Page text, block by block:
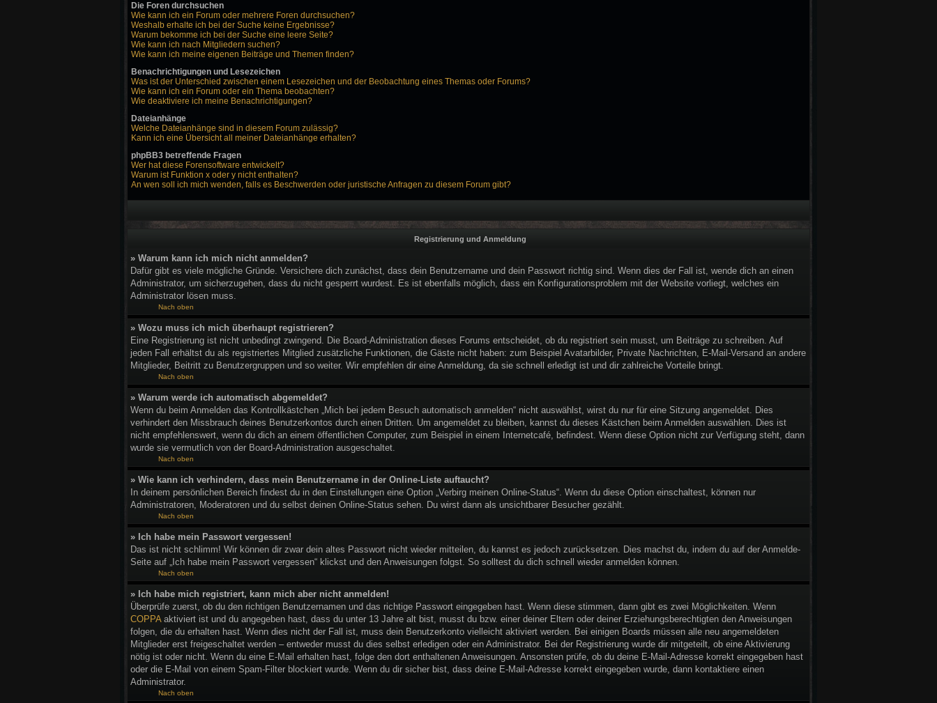
Die Foren durchsuchen
Wie kann ich ein Forum oder mehrere Foren durchsuchen?
Weshalb erhalte ich bei der Suche keine Ergebnisse?
Warum bekomme ich bei der Suche eine leere Seite?
Wie kann ich nach Mitgliedern suchen?
Wie kann ich meine eigenen Beiträge und Themen finden?
Benachrichtigungen und Lesezeichen
Was ist der Unterschied zwischen einem Lesezeichen und der Beobachtung eines Themas oder Forums?
Wie kann ich ein Forum oder ein Thema beobachten?
Wie deaktiviere ich meine Benachrichtigungen?
Dateianhänge
Welche Dateianhänge sind in diesem Forum zulässig?
Kann ich eine Übersicht all meiner Dateianhänge erhalten?
phpBB3 betreffende Fragen
Wer hat diese Forensoftware entwickelt?
Warum ist Funktion x oder y nicht enthalten?
An wen soll ich mich wenden, falls es Beschwerden oder juristische Anfragen zu diesem Forum gibt?
Registrierung und Anmeldung
» Warum kann ich mich nicht anmelden?
Dafür gibt es viele mögliche Gründe. Versichere dich zunächst, dass dein Benutzername und dein Passwort richtig sind. Wenn dies der Fall ist, wende dich an einen
Administrator, um sicherzugehen, dass du nicht gesperrt wurdest. Es ist ebenfalls möglich, dass ein Konfigurationsproblem mit der Website vorliegt, welches ein
Administrator lösen muss.
Nach oben
» Wozu muss ich mich überhaupt registrieren?
Eine Registrierung ist nicht unbedingt zwingend. Die Board-Administration dieses Forums entscheidet, ob du registriert sein musst, um Beiträge zu schreiben. Auf
jeden Fall erhältst du als registriertes Mitglied zusätzliche Funktionen, die Gäste nicht haben: zum Beispiel Avatarbilder, Private Nachrichten, E-Mail-Versand an andere
Mitglieder, Beitritt zu Benutzergruppen und so weiter. Wir empfehlen dir eine Anmeldung, da sie schnell erledigt ist und dir zahlreiche Vorteile bringt.
Nach oben
» Warum werde ich automatisch abgemeldet?
Wenn du beim Anmelden das Kontrollkästchen „Mich bei jedem Besuch automatisch anmelden“ nicht auswählst, wirst du nur für eine Sitzung angemeldet. Dies
verhindert den Missbrauch deines Benutzerkontos durch einen Dritten. Um angemeldet zu bleiben, kannst du dieses Kästchen beim Anmelden auswählen. Dies ist
nicht empfehlenswert, wenn du dich an einem öffentlichen Computer, zum Beispiel in einem Internetcafé, befindest. Wenn diese Option nicht zur Verfügung steht, dann
wurde sie vermutlich von der Board-Administration ausgeschaltet.
Nach oben
» Wie kann ich verhindern, dass mein Benutzername in der Online-Liste auftaucht?
In deinem persönlichen Bereich findest du in den Einstellungen eine Option „Verbirg meinen Online-Status“. Wenn du diese Option einschaltest, können nur
Administratoren, Moderatoren und du selbst deinen Online-Status sehen. Du wirst dann als unsichtbarer Besucher gezählt.
Nach oben
» Ich habe mein Passwort vergessen!
Das ist nicht schlimm! Wir können dir zwar dein altes Passwort nicht wieder mitteilen, du kannst es jedoch zurücksetzen. Dies machst du, indem du auf der Anmelde-
Seite auf „Ich habe mein Passwort vergessen“ klickst und den Anweisungen folgst. So solltest du dich schnell wieder anmelden können.
Nach oben
» Ich habe mich registriert, kann mich aber nicht anmelden!
Überprüfe zuerst, ob du den richtigen Benutzernamen und das richtige Passwort eingegeben hast. Wenn diese stimmen, dann gibt es zwei Möglichkeiten. Wenn
COPPAaktiviert ist und du angegeben hast, dass du unter 13 Jahre alt bist, musst du bzw. einer deiner Eltern oder deiner Erziehungsberechtigten den Anweisungen
folgen, die du erhalten hast. Wenn dies nicht der Fall ist, muss dein Benutzerkonto vielleicht aktiviert werden. Bei einigen Boards müssen alle neu angemeldeten
Mitglieder erst freigeschaltet werden – entweder musst du dies selbst erledigen oder ein Administrator. Bei der Registrierung wurde dir mitgeteilt, ob eine Aktivierung
nötig ist oder nicht. Wenn du eine E-Mail erhalten hast, folge den dort enthaltenen Anweisungen. Ansonsten prüfe, ob du deine E-Mail-Adresse korrekt eingegeben hast
oder die E-Mail von einem Spam-Filter blockiert wurde. Wenn du dir sicher bist, dass deine E-Mail-Adresse korrekt eingegeben wurde, dann kontaktiere einen
Administrator.
Nach oben